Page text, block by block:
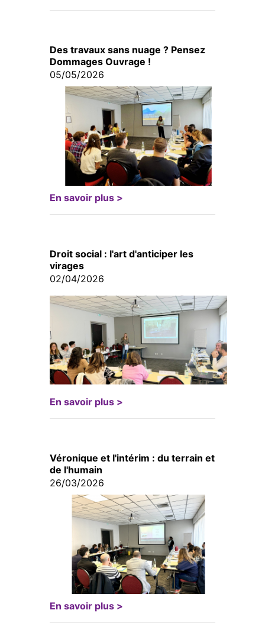
Des travaux sans nuage ? Pensez
Dommages Ouvrage !
05/05/2026
En savoir plus >
Droit social : l'art d'anticiper les
virages
02/04/2026
En savoir plus >
Véronique et l'intérim : du terrain et
de l'humain
26/03/2026
En savoir plus >